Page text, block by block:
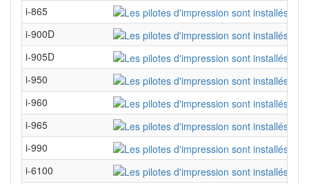
i-865
i-900D
i-905D
i-950
i-960
i-965
i-990
i-6100